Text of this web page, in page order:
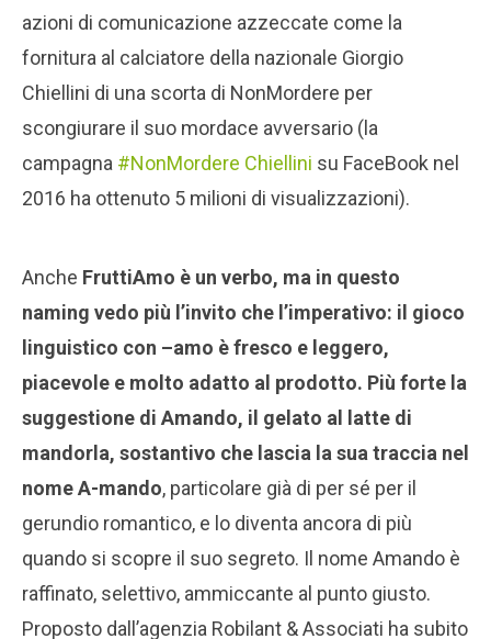
azioni di comunicazione azzeccate come la
fornitura al calciatore della nazionale Giorgio
Chiellini di una scorta di NonMordere per
scongiurare il suo mordace avversario (la
campagna #NonMordere Chiellini su FaceBook nel
2016 ha ottenuto 5 milioni di visualizzazioni).
Anche FruttiAmo è un verbo, ma in questo
naming vedo più l’invito che l’imperativo: il gioco
linguistico con –amo è fresco e leggero,
piacevole e molto adatto al prodotto. Più forte la
suggestione di Amando, il gelato al latte di
mandorla, sostantivo che lascia la sua traccia nel
nome A-mando, particolare già di per sé per il
gerundio romantico, e lo diventa ancora di più
quando si scopre il suo segreto. Il nome Amando è
raffinato, selettivo, ammiccante al punto giusto.
Proposto dall’agenzia Robilant & Associati ha subito